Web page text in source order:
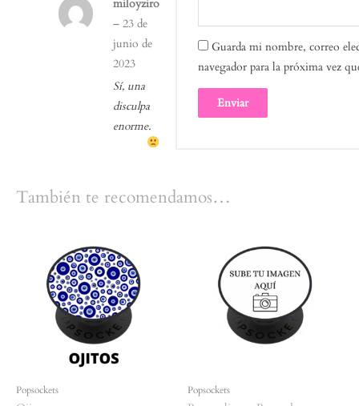
miloyziro
– 23 de
junio de
2023
Sí, una
disculpa
enorme.
Guarda mi nombre, correo
navegador para la próxima vez
También te recomendamos…
Popsockets Popsockets